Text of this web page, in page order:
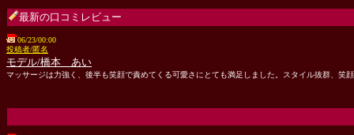
最新の口コミレビュー
06/23/00:00
投稿者/匿名
モデル/橋本 あい
マッサージは力強く、後半も笑顔で責めてくる可愛さにとても満足しました。スタイル抜群、笑顔